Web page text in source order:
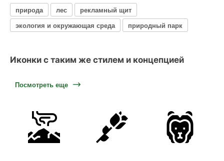
природа лес
рекламный щит
экология и окружающая среда
природный парк
Иконки с таким же стилем и концепцией
Посмотреть еще